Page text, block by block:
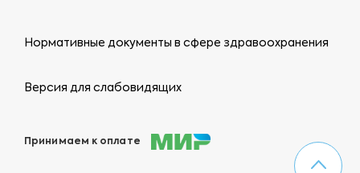
Нормативные документы в сфере здравоохранения
Версия для слабовидящих
Принимаем к оплате